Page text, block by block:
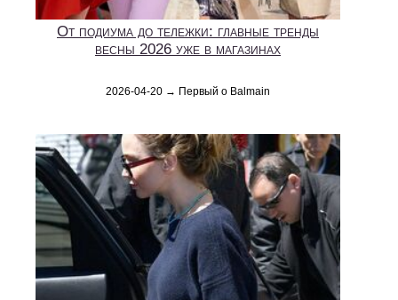
От подиума до тележки: главные тренды
весны 2026 уже в магазинах
2026-04-20 → Первый о Balmain